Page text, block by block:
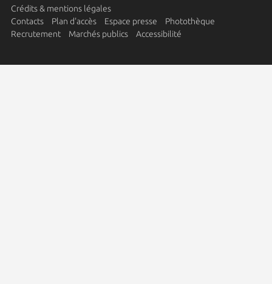
Crédits & mentions légales
Contacts
Plan d'accès Espace presse
Photothèque
Recrutement
Marchés publics Accessibilité